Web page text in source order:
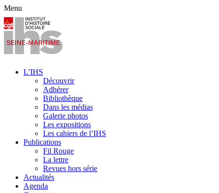
Menu
L’IHS
Découvrir
Adhérer
Bibliothèque
Dans les médias
Galerie photos
Les expositions
Les cahiers de l’IHS
Publications
Fil Rouge
La lettre
Revues hors série
Actualités
Agenda